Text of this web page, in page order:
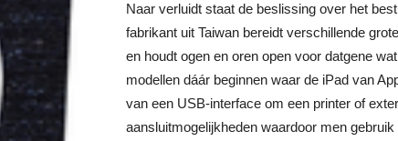
Naar verluidt staat de beslissing over het
fabrikant uit Taiwan bereidt verschillende
en houdt ogen en oren open voor datgene
modellen dáár beginnen waar de iPad van
van een USB-interface om een printer of
aansluitmogelijkheden waardoor men